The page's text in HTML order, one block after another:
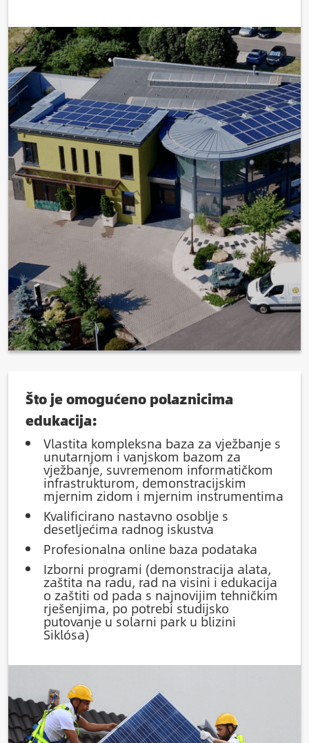
Slika
Što je omogućeno polaznicima
edukacija:
Vlastita kompleksna baza za vježbanje s
unutarnjom i vanjskom bazom za
vježbanje, suvremenom informatičkom
infrastrukturom, demonstracijskim
mjernim zidom i mjernim instrumentima
Kvalificirano nastavno osoblje s
desetljećima radnog iskustva
Profesionalna online baza podataka
Izborni programi (demonstracija alata,
zaštita na radu, rad na visini i edukacija
o zaštiti od pada s najnovijim tehničkim
rješenjima, po potrebi studijsko
putovanje u solarni park u blizini
Siklósa)